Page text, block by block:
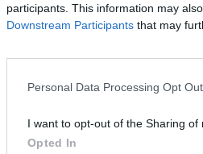
participants. This information may
Downstream Participants that may
Personal Data Processing Opt
I want to opt-out of the Sharing of
Opted In